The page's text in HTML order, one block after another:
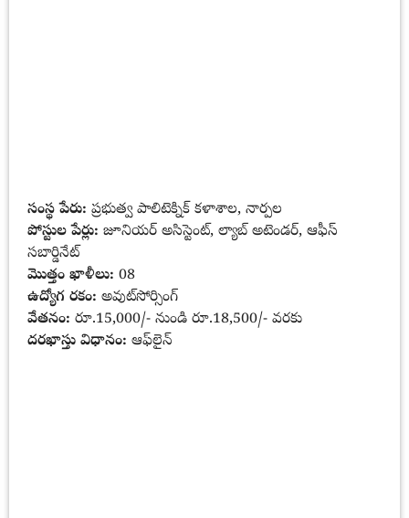
సంస్థ పేరు: ప్రభుత్వ పాలిటెక్నిక్ కళాశాల, నార్పల
పోస్టుల పేర్లు: జూనియర్ అసిస్టెంట్, ల్యాబ్ అటెండర్, ఆఫీస్
సబార్డినేట్
మొత్తం ఖాళీలు: 08
ఉద్యోగ రకం: అవుట్‌సోర్సింగ్
వేతనం: రూ.15,000/- నుండి రూ.18,500/- వరకు
దరఖాస్తు విధానం: ఆఫ్‌లైన్